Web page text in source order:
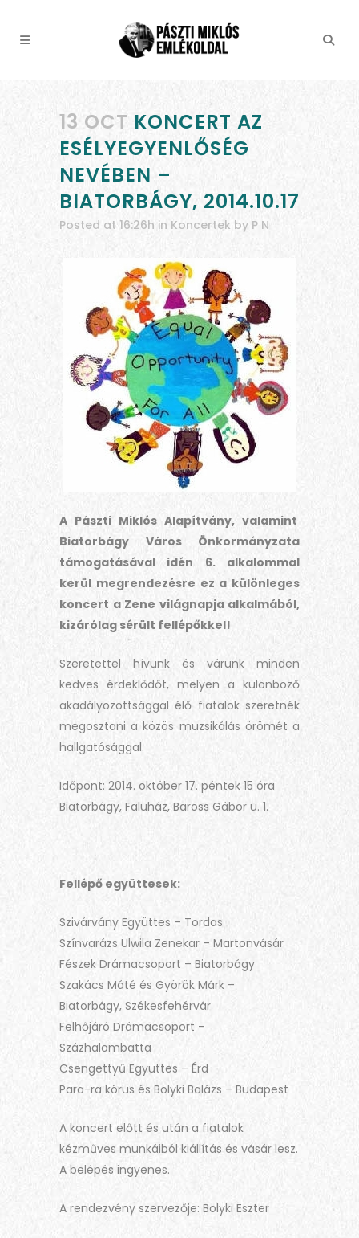
13 OCT KONCERT AZ
ESÉLYEGYENLŐSÉG
NEVÉBEN –
BIATORBÁGY, 2014.10.17
Posted at 16:26h in Koncertek by P N
A Pászti Miklós Alapítvány, valamint
Biatorbágy Város Önkormányzata
támogatásával idén 6. alkalommal
kerül megrendezésre ez a különleges
koncert a Zene világnapja alkalmából,
kizárólag sérült fellépőkkel!
Szeretettel hívunk és várunk minden
kedves érdeklődőt, melyen a különböző
akadályozottsággal élő fiatalok szeretnék
megosztani a közös muzsikálás örömét a
hallgatósággal.
Időpont: 2014. október 17. péntek 15 óra
Biatorbágy, Faluház, Baross Gábor u. 1.
Fellépő együttesek:
Szivárvány Együttes – Tordas
Színvarázs Ulwila Zenekar – Martonvásár
Fészek Drámacsoport – Biatorbágy
Szakács Máté és Györök Márk –
Biatorbágy, Székesfehérvár
Felhőjáró Drámacsoport –
Százhalombatta
Csengettyű Együttes – Érd
Para-ra kórus és Bolyki Balázs – Budapest
A koncert előtt és után a fiatalok
kézműves munkáiból kiállítás és vásár lesz.
A belépés ingyenes.
A rendezvény szervezője: Bolyki Eszter